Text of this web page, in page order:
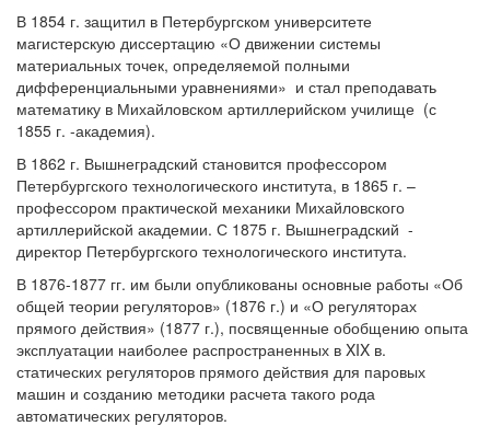
В 1854 г. защитил в Петербургском университете
магистерскую диссертацию «О движении системы
материальных точек, определяемой полными
дифференциальными уравнениями» и стал преподавать
математику в Михайловском артиллерийском училище (с
1855 г. -академия).
В 1862 г. Вышнеградский становится профессором
Петербургского технологического института, в 1865 г. –
профессором практической механики Михайловского
артиллерийской академии. С 1875 г. Вышнеградский -
директор Петербургского технологического института.
В 1876-1877 гг. им были опубликованы основные работы «Об
общей теории регуляторов» (1876 г.) и «О регуляторах
прямого действия» (1877 г.), посвященные обобщению опыта
эксплуатации наиболее распространенных в XIX в.
статических регуляторов прямого действия для паровых
машин и созданию методики расчета такого рода
автоматических регуляторов.